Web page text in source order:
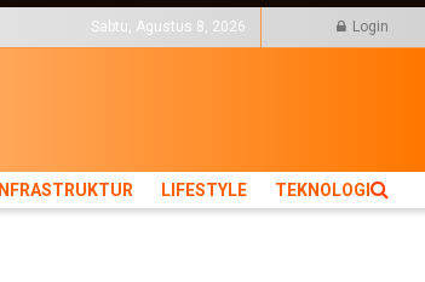
Sabtu, Agustus 8, 2026 Login
INFRASTRUKTUR LIFESTYLE TEKNOLOGI